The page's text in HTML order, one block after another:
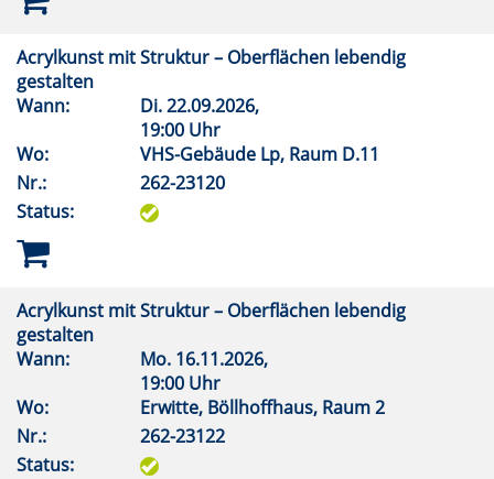
Acrylkunst mit Struktur – Oberflächen lebendig
gestalten
Wann:
Di.22.09.2026,
19:00 Uhr
Wo:
VHS-Gebäude Lp, Raum D.11
Nr.:
262-23120
Status:
Acrylkunst mit Struktur – Oberflächen lebendig
gestalten
Wann:
Mo. 16.11.2026,
19:00 Uhr
Wo:
Erwitte, Böllhoffhaus, Raum 2
Nr.:
262-23122
Status: